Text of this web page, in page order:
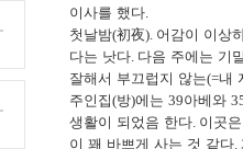
이사를 했다.
첫날밤(初夜). 어감이 이상
다는 낫다. 다음 주에는 기
잘해서 부끄럽지 않는(=내
주인집(방)에는 39아베와
생활이 되었음 한다. 이곳
이 꽤 바쁘게 사는 것 같다.